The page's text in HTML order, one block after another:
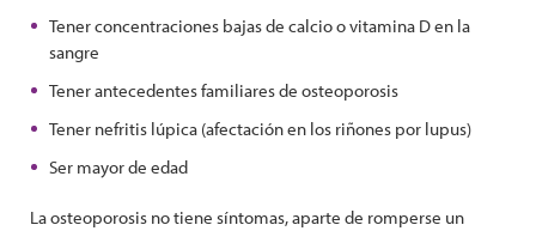
Tener concentraciones bajas de calcio o vitamina D en la
sangre
Tener antecedentes familiares de osteoporosis
Tener nefritis lúpica (afectación en los riñones por lupus)
Ser mayor de edad
La osteoporosis no tiene síntomas, aparte de romperse un